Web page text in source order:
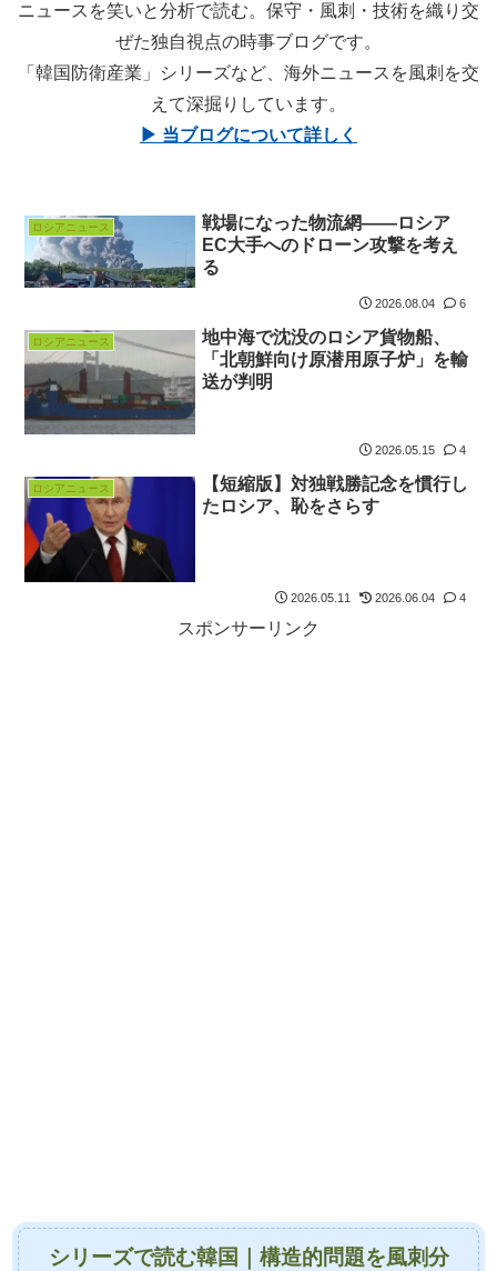
ニュースを笑いと分析で読む。保守・風刺・技術を織り交
ぜた独自視点の時事ブログです。
「韓国防衛産業」シリーズなど、海外ニュースを風刺を交
えて深掘りしています。
▶ 当ブログについて詳しく
ロシアニュース
戦場になった物流網――ロシア
EC大手へのドローン攻撃を考え
る
2026.08.04 6
ロシアニュース
地中海で沈没のロシア貨物船、
「北朝鮮向け原潜用原子炉」を輸
送が判明
2026.05.15 4
ロシアニュース
【短縮版】対独戦勝記念を慣行し
たロシア、恥をさらす
2026.05.11 2026.06.04 4
スポンサーリンク
シリーズで読む韓国｜構造的問題を風刺分